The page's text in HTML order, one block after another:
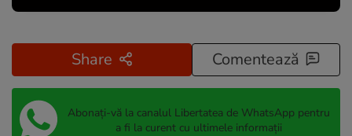
Share Comentează
Abonați-vă la canalul Libertatea de WhatsApp pentru
a fi la curent cu ultimele informații